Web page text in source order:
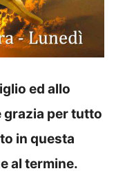
ed allo
grazia per tutto
in questa
al termine.